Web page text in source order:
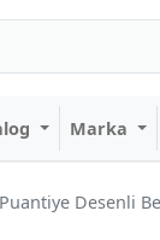
Marka
Desenli